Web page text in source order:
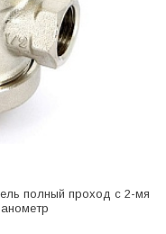
полный проход с 2-мя